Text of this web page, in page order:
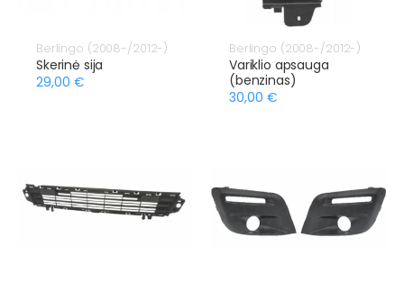
Berlingo (2008-/2012-)
Skerinė sija
29,00 €
Berlingo (2008-/2012-)
Variklio apsauga
(benzinas)
30,00 €